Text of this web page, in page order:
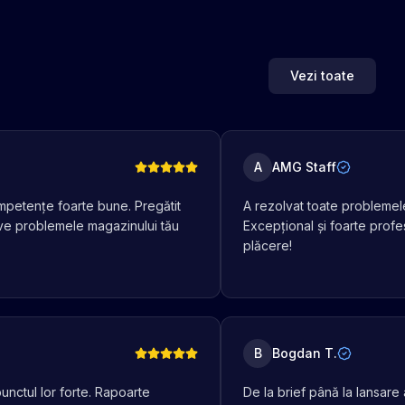
Vezi toate
foarte bune. Pregătit
problemele magazinului tău
A AMG Staff
A rezolvat toate
Excepțional și foarte
plăcere!
lor forte. Rapoarte
B Bogdan T.
De la brief până la